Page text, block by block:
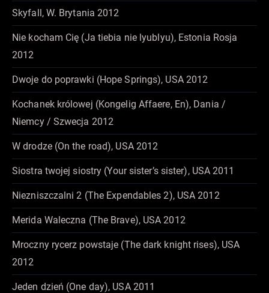
Skyfall, W. Brytania 2012
Nie kocham Cię (Ja tiebia nie lyublyu), Estonia Rosja
2012
Dwoje do poprawki (Hope Springs), USA 2012
Kochanek królowej (Kongelig Affaere, En), Dania /
Niemcy / Szwecja 2012
W drodze (On the road), USA 2012
Siostra twojej siostry (Your sister’s sister), USA 2011
Niezniszczalni 2 (The Expendables 2), USA 2012
Merida Waleczna (The Brave), USA 2012
Mroczny rycerz powstaje (The dark knight rises), USA
2012
Jeden dzień (One day), USA 2011